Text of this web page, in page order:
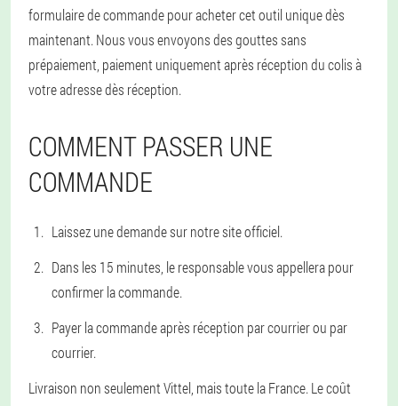
formulaire de commande pour acheter cet outil unique dès
maintenant. Nous vous envoyons des gouttes sans
prépaiement, paiement uniquement après réception du colis à
votre adresse dès réception.
COMMENT PASSER UNE
COMMANDE
Laissez une demande sur notre site officiel.
Dans les 15 minutes, le responsable vous appellera pour
confirmer la commande.
Payer la commande après réception par courrier ou par
courrier.
Livraison non seulement Vittel, mais toute la France. Le coût